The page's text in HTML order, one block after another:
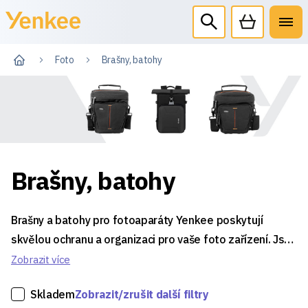
Foto Brašny, batohy
Brašny, batohy
Brašny a batohy pro fotoaparáty Yenkee poskytují
skvělou ochranu a organizaci pro vaše foto zařízení. Jsou
navrženy tak, aby byly odolné vůči nárazům a
a příslušenství během přepravy. Nabízejí různé velikosti
Zobrazit více
SklademZobrazit/zrušit další filtry